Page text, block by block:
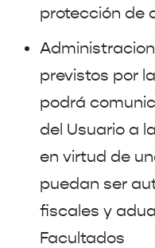
protección de
previstos por la
podrá
del Usuario a
en virtud de
puedan ser
fiscales y
Facultados